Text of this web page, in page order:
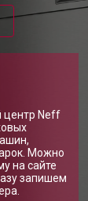
Заказать
Заказать
Заказать
Заказать
центр Neff
Можно
на сайте
запишем